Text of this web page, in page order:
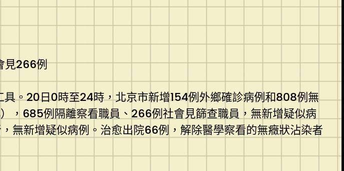
見266例
。20日0時至24時，北京市新增154例外鄉確診病例和808例無
，685例隔離察看職員、266例社會見篩查職員，無新增疑似病
無新增疑似病例。治愈出院66例，解除醫學察看的無癥狀沾染者